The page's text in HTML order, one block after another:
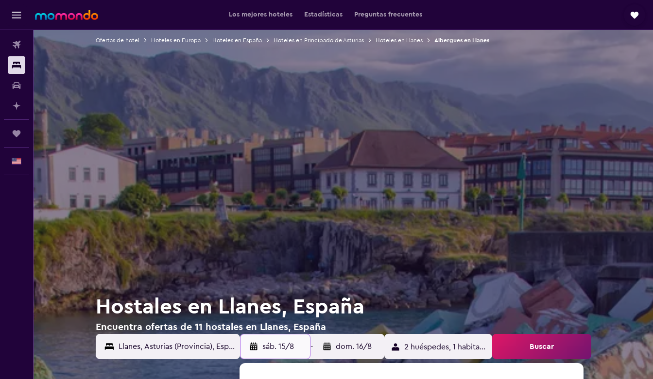
Los mejores hoteles Estadísticas Preguntas frecuentes
Vuelos
Alojamientos
Planifica con IA
Trips
Ofertas de hotel Hoteles en Europa Hoteles en España Hoteles en Principado de Asturias Hoteles en Llanes Albergues en Llanes
Hostales en Llanes, España
Encuentra ofertas de 11 hostales en Llanes, España
sáb. 15/8 - dom. 16/8 2 huéspedes, 1 habitación Buscar